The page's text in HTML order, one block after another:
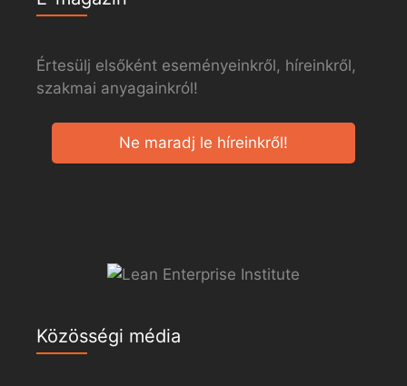
Értesülj elsőként eseményeinkről, híreinkről,
szakmai anyagainkról!
Ne maradj le híreinkről!
Közösségi média